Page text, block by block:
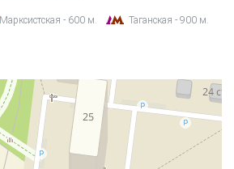
Марксистская - 600 м. Таганская - 900 м.